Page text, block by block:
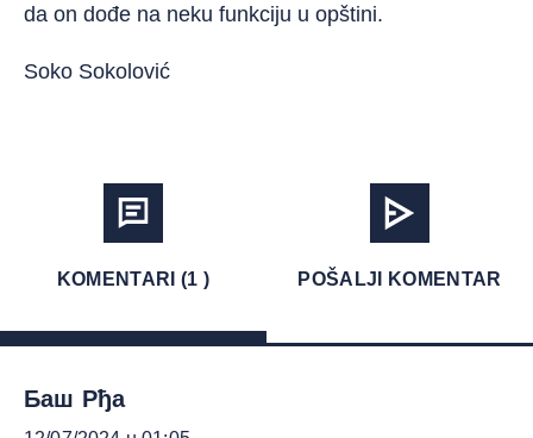
da on dođe na neku funkciju u opštini.
Soko Sokolović
KOMENTARI (1 ) POŠALJI KOMENTAR
Баш Рђа